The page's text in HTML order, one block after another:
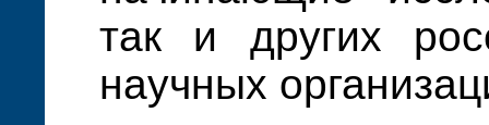
так и других
научных